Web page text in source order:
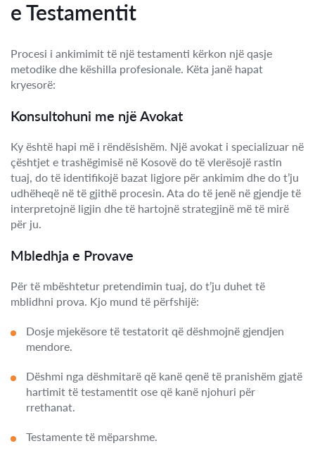
e Testamentit
Procesi i ankimimit të një testamenti kërkon një qasje
metodike dhe këshilla profesionale. Këta janë hapat
kryesorë:
Konsultohuni me një Avokat
Ky është hapi më i rëndësishëm. Një avokat i specializuar në
çështjet e trashëgimisë në Kosovë do të vlerësojë rastin
tuaj, do të identifikojë bazat ligjore për ankimim dhe do t’ju
udhëheqë në të gjithë procesin. Ata do të jenë në gjendje të
interpretojnë ligjin dhe të hartojnë strategjinë më të mirë
për ju.
Mbledhja e Provave
Për të mbështetur pretendimin tuaj, do t’ju duhet të
mblidhni prova. Kjo mund të përfshijë:
Dosje mjekësore të testatorit që dëshmojnë gjendjen
mendore.
Dëshmi nga dëshmitarë që kanë qenë të pranishëm gjatë
hartimit të testamentit ose që kanë njohuri për
rrethanat.
Testamente të mëparshme.